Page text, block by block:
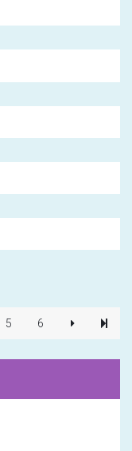
5 6